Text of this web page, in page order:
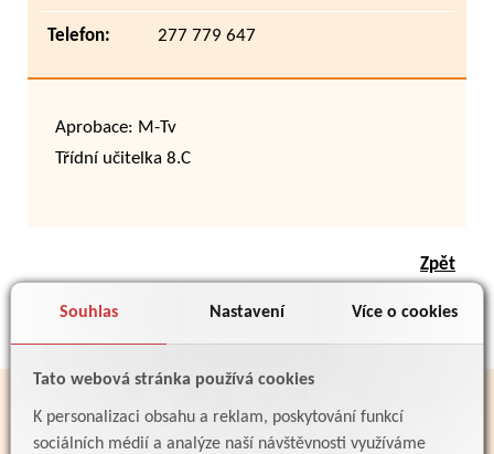
Souhlas Nastavení Více o cookies
Tato webová stránka používá cookies
K personalizaci obsahu a reklam, poskytování funkcí
sociálních médií a analýze naší návštěvnosti využíváme
Telefon: 277 779 647
Aprobace: M-Tv
Třídní učitelka 8.C
Zpět
PARTNEŘI